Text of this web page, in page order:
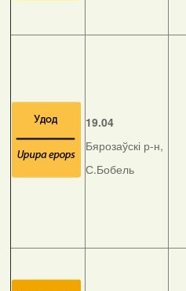
19.04
Бярозаўскі р-н,
С.Бобель